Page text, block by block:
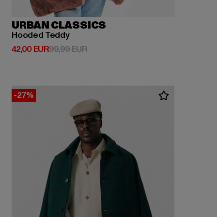
URBAN CLASSICS
Hooded Teddy
42,00 EUR
Derzeitiger Preis: 42,00 EUR
99,99 EURAktionspreis: 99,99 EUR
-27%